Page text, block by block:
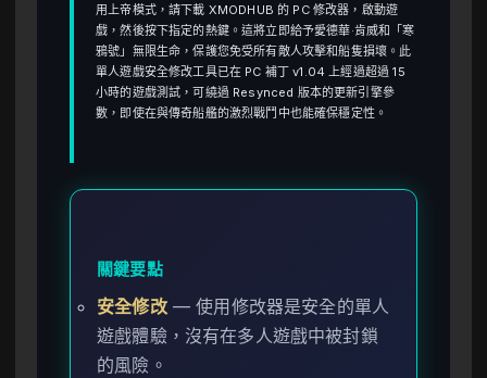
用上帝模式，請下載 XMODHUB 的 PC 修改器，啟動遊
戲，然後按下指定的熱鍵。這將立即給予愛德華·肯威和「寒
鴉號」無限生命，保護您免受所有敵人攻擊和船隻損壞。此
單人遊戲安全修改工具已在 PC 補丁 v1.04 上經過超過 15
小時的遊戲測試，可繞過 Resynced 版本的更新引擎參
數，即使在與傳奇船艦的激烈戰鬥中也能確保穩定性。
關鍵要點
安全修改— 使用修改器是安全的單人
遊戲體驗，沒有在多人遊戲中被封鎖
的風險。